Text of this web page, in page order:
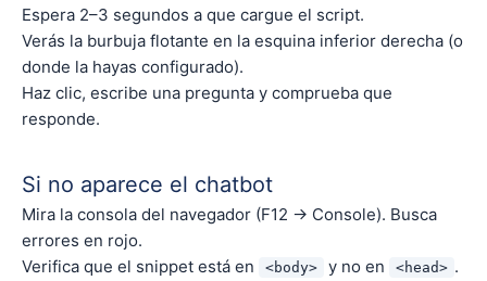
Espera 2–3 segundos a que cargue el script.
Verás la burbuja flotante en la esquina inferior derecha (o
donde la hayas configurado).
Haz clic, escribe una pregunta y comprueba que
responde.
Si no aparece el chatbot
Mira la consola del navegador (F12 → Console). Busca
errores en rojo.
Verifica que el snippet está en
<body> y no en <head> .